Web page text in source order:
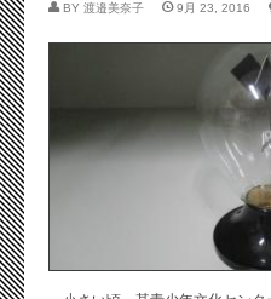
BY 渡邉美奈子 9月 23, 2016